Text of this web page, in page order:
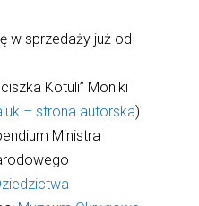
w sprzedaży już od
Kotuli” Moniki
– strona autorska)
Ministra